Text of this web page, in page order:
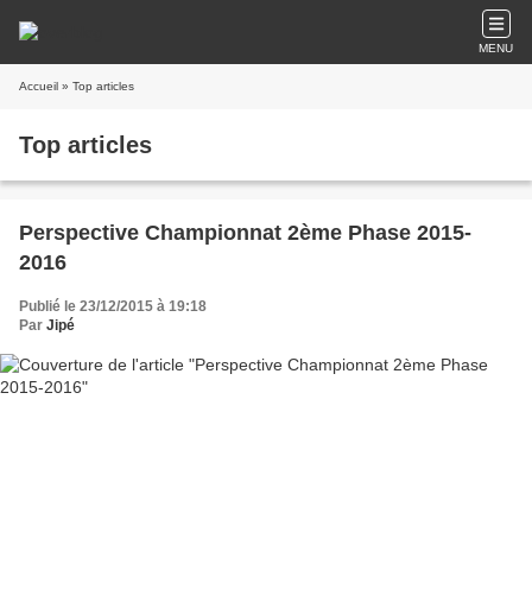
MENU
Accueil » Top articles
Top articles
Perspective Championnat 2ème Phase 2015-
2016
Publié le 23/12/2015 à 19:18
Par Jipé